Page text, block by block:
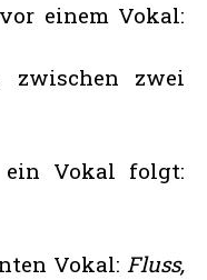
einem Vokal:
zwischen zwei
Vokal folgt:
Vokal: Fluss,